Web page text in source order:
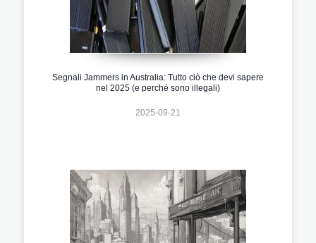
Segnali Jammers in Australia: Tutto ciò che devi sapere
nel 2025 (e perché sono illegali)
2025-09-21